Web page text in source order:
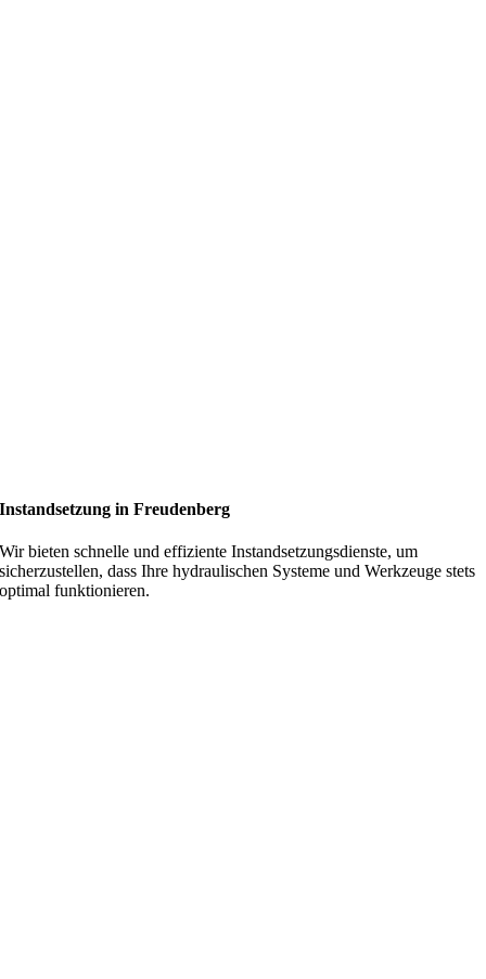
Instandsetzung in Freudenberg
Wir bieten schnelle und effiziente Instandsetzungsdienste, um
sicherzustellen, dass Ihre hydraulischen Systeme und Werkzeuge stets
optimal funktionieren.